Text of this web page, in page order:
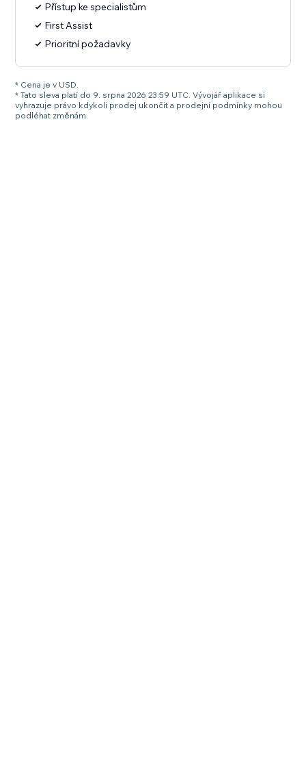
Přístup ke specialistům
First Assist
Prioritní požadavky
* Cena je v USD.
* Tato sleva platí do 9. srpna 2026 23:59 UTC. Vývojář aplikace si
vyhrazuje právo kdykoli prodej ukončit a prodejní podmínky mohou
podléhat změnám.